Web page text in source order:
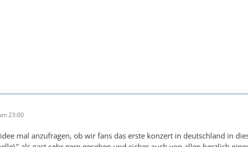
23:00
mal anzufragen, ob wir fans das erste konzert in deutschland in